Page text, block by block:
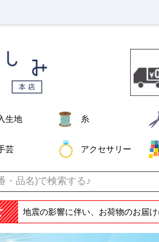
生地 糸
芸 アクセサリー
地震の影響に伴い、お荷物のお届